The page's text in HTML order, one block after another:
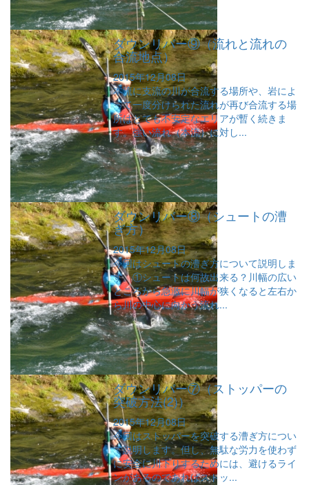
ダウンリバー⑨（流れと流れの
合流地点）
2015年12月08日
本流に支流の川が合流する場所や、岩によ
って一度分けられた流れが再び合流する場
所はとても不安定なエリアが暫く続きま
す。強い流れ（本流）に対し...
ダウンリバー⑧（シュートの漕
ぎ方）
2015年12月08日
今回はシュートの漕ぎ方について説明しま
す。①シュートは何故出来る？川幅の広い
ところから急激に川幅が狭くなると左右か
ら川の中心に向かう流れ...
ダウンリバー⑦（ストッパーの
突破方法(2)）
2015年12月08日
今回はストッパーを突破する漕ぎ方につい
て説明します。但し、無駄な労力を使わず
に安全に川下りするためには、避けるライ
ンがあるのであればストッ...